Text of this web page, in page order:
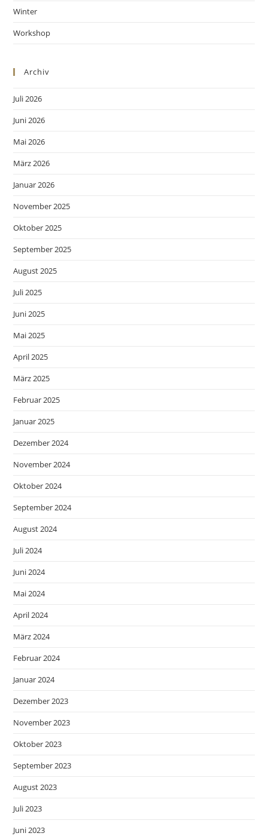
Winter
Workshop
Archiv
Juli 2026
Juni 2026
Mai 2026
März 2026
Januar 2026
November 2025
Oktober 2025
September 2025
August 2025
Juli 2025
Juni 2025
Mai 2025
April 2025
März 2025
Februar 2025
Januar 2025
Dezember 2024
November 2024
Oktober 2024
September 2024
August 2024
Juli 2024
Juni 2024
Mai 2024
April 2024
März 2024
Februar 2024
Januar 2024
Dezember 2023
November 2023
Oktober 2023
September 2023
August 2023
Juli 2023
Juni 2023